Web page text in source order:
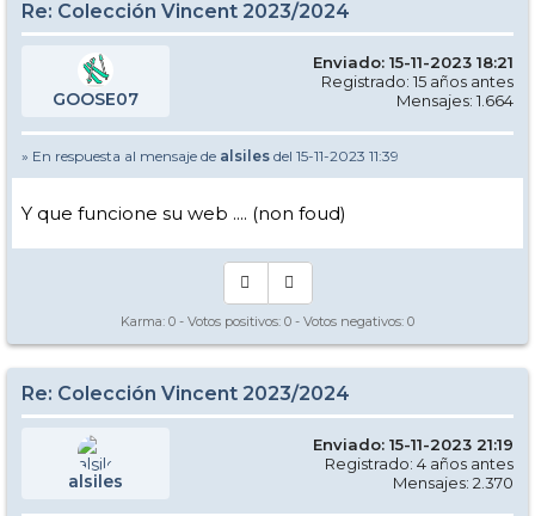
Re: Colección Vincent 2023/2024
GOOSE07
Enviado: 15-11-2023 18:21
Registrado: 15 años antes
Mensajes: 1.664
» En respuesta al mensaje de alsiles del 15-11-2023 11:39
Y que funcione su web .... (non foud)
Karma: 0 - Votos positivos: 0 - Votos negativos: 0
Re: Colección Vincent 2023/2024
alsiles
Enviado: 15-11-2023 21:19
Registrado: 4 años antes
Mensajes: 2.370